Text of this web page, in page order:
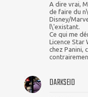
A dire vrai,
de faire du
Disney/
l\'existant.
Ce qui me
Licence Star
chez Panini,
DARKSEID